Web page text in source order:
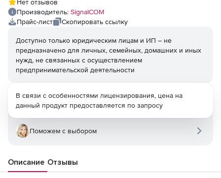
Нет отзывов
Производитель: SignalCOM
Прайс-лист
Скопировать ссылку
Доступно только юридическим лицам и ИП – не
предназначено для личных, семейных, домашних и иных
нужд, не связанных с осуществлением
предпринимательской деятельности
В связи с особенностями лицензирования, цена на
данный продукт предоставляется по запросу
Поможем с выбором
Описание Отзывы